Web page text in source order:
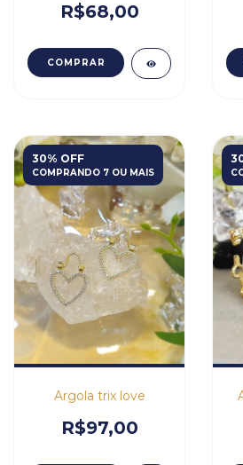
R$68,00
COMPRAR
30% OFF
COMPRANDO 7 OU MAIS
Argola trix love
R$97,00